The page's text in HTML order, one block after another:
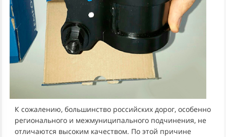
К сожалению, большинство российских дорог, особенно
регионального и межмуниципального подчинения, не
отличаются высоким качеством. По этой причине